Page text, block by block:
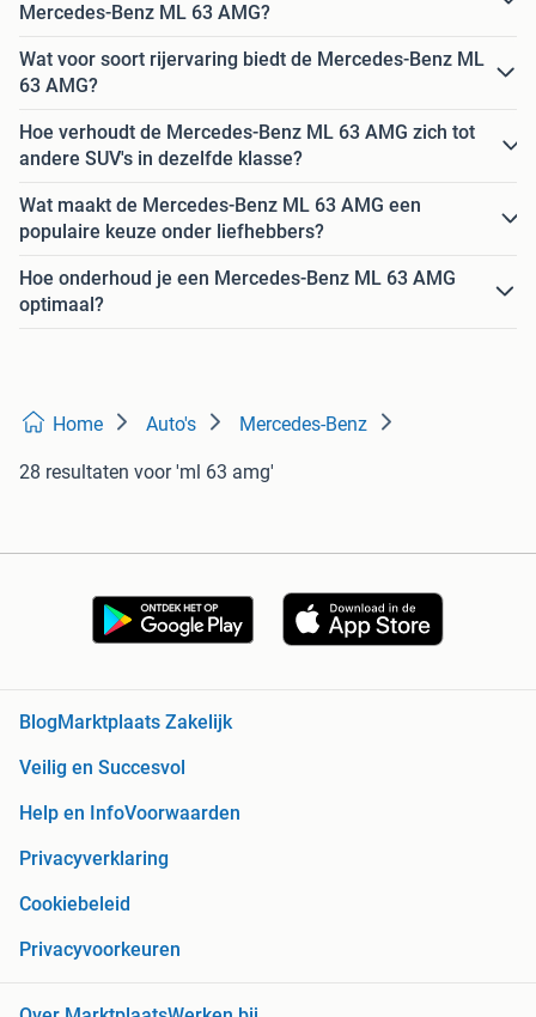
Mercedes-Benz ML 63 AMG?
Wat voor soort rijervaring biedt de Mercedes-Benz ML
63 AMG?
Hoe verhoudt de Mercedes-Benz ML 63 AMG zich tot
andere SUV's in dezelfde klasse?
Wat maakt de Mercedes-Benz ML 63 AMG een
populaire keuze onder liefhebbers?
Hoe onderhoud je een Mercedes-Benz ML 63 AMG
optimaal?
Home Auto's Mercedes-Benz
28 resultaten voor 'ml 63 amg'
Blog Marktplaats Zakelijk
Veilig en Succesvol
Help en InfoVoorwaarden
Privacyverklaring
Cookiebeleid
Privacyvoorkeuren